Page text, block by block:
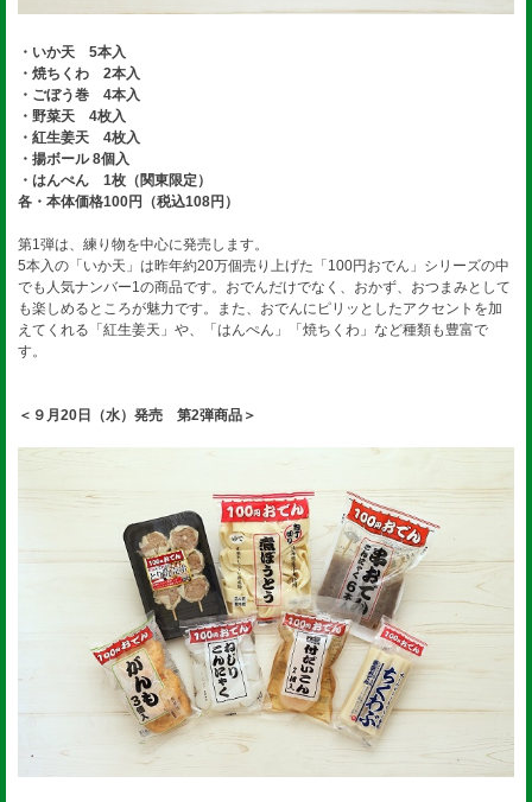
・いか天 5本入
・焼ちくわ 2本入
・ごぼう巻 4本入
・野菜天 4枚入
・紅生姜天 4枚入
・揚ボール 8個入
・はんぺん 1枚（関東限定）
各・本体価格100円（税込108円）
第1弾は、練り物を中心に発売します。
5本入の「いか天」は昨年約20万個売り上げた「100円おでん」シリーズの中
でも人気ナンバー1の商品です。おでんだけでなく、おかず、おつまみとして
も楽しめるところが魅力です。また、おでんにピリッとしたアクセントを加
えてくれる「紅生姜天」や、「はんぺん」「焼ちくわ」など種類も豊富で
す。
＜９月20日（水）発売 第2弾商品＞